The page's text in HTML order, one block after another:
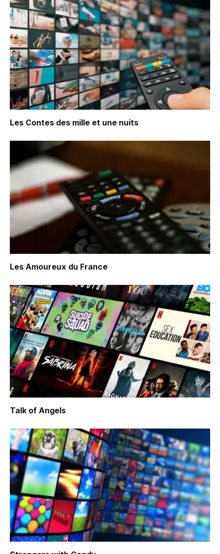
Les Contes des mille et une nuits
Les Amoureux du France
Talk of Angels